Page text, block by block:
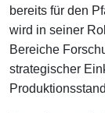
bereits für den
wird in seiner
Bereiche
strategischer